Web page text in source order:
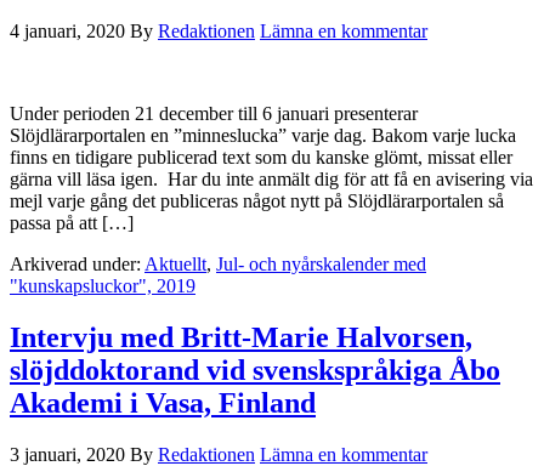
4 januari, 2020 By Redaktionen Lämna en kommentar
Under perioden 21 december till 6 januari presenterar
Slöjdlärarportalen en ”minneslucka” varje dag. Bakom varje lucka
finns en tidigare publicerad text som du kanske glömt, missat eller
gärna vill läsa igen. Har du inte anmält dig för att få en avisering via
mejl varje gång det publiceras något nytt på Slöjdlärarportalen så
passa på att […]
Arkiverad under: Aktuellt, Jul- och nyårskalender med
"kunskapsluckor", 2019
Intervju med Britt-Marie Halvorsen,
slöjddoktorand vid svenskspråkiga Åbo
Akademi i Vasa, Finland
3 januari, 2020 By Redaktionen Lämna en kommentar